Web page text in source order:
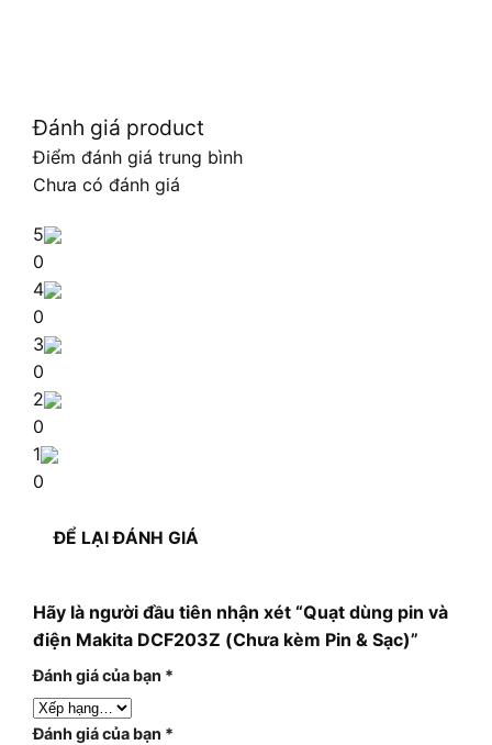
Đánh giá product
Điểm đánh giá trung bình
Chưa có đánh giá
5
0
4
0
3
0
2
0
1
0
ĐỂ LẠI ĐÁNH GIÁ
Hãy là người đầu tiên nhận xét “Quạt dùng pin và
điện Makita DCF203Z (Chưa kèm Pin & Sạc)”
Đánh giá của bạn *
Đánh giá của bạn *